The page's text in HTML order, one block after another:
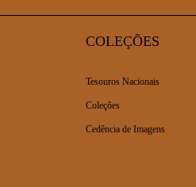
COLEÇÕES
Tesouros Nacionais
Coleções
Cedência de Imagens